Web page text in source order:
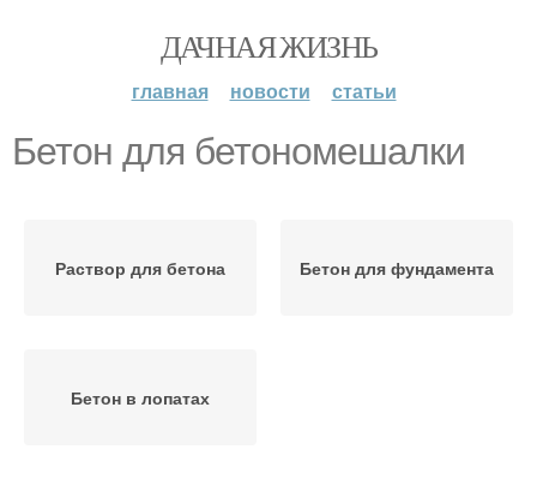
ДАЧНАЯ ЖИЗНЬ
главная новости статьи
Бетон для бетономешалки
Раствор для бетона Бетон для фундамента
Бетон в лопатах